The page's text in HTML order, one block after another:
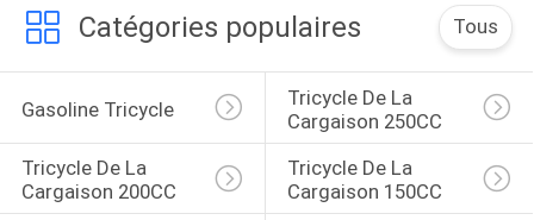
Catégories populaires Tous
Gasoline Tricycle
Tricycle De La
Cargaison 250CC
Tricycle De La
Cargaison 200CC
Tricycle De La
Cargaison 150CC